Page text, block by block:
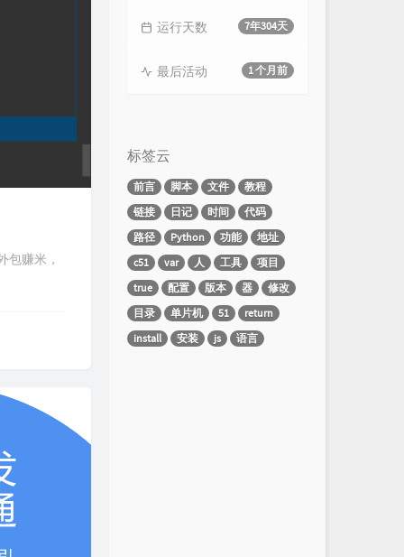
包赚米，
7年304天
运行天数
1 个月前
最后活动
标签云
前言 脚本 文件
教程
链接
日记 时间
代码
路径
Python 功能
地址
c51
var 人 工具
项目
true
配置 版本 器
修改
目录
单片机 51
return
install
安装 js 语言